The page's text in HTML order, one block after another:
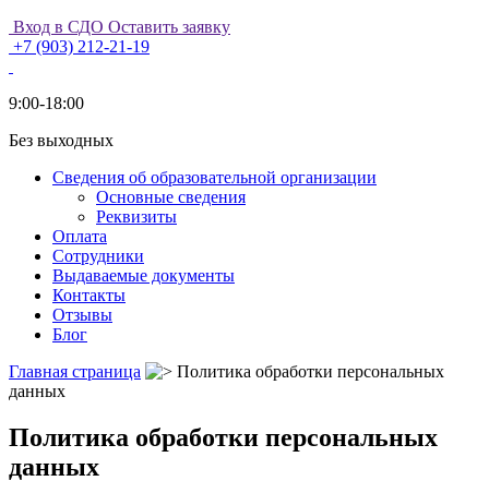
Вход в СДО Оставить заявку
+7 (903) 212-21-19
9:00-18:00
Без выходных
Сведения об образовательной организации
Основные сведения
Реквизиты
Оплата
Сотрудники
Выдаваемые документы
Контакты
Отзывы
Блог
Главная страница
Политика обработки персональных
данных
Политика обработки персональных
данных